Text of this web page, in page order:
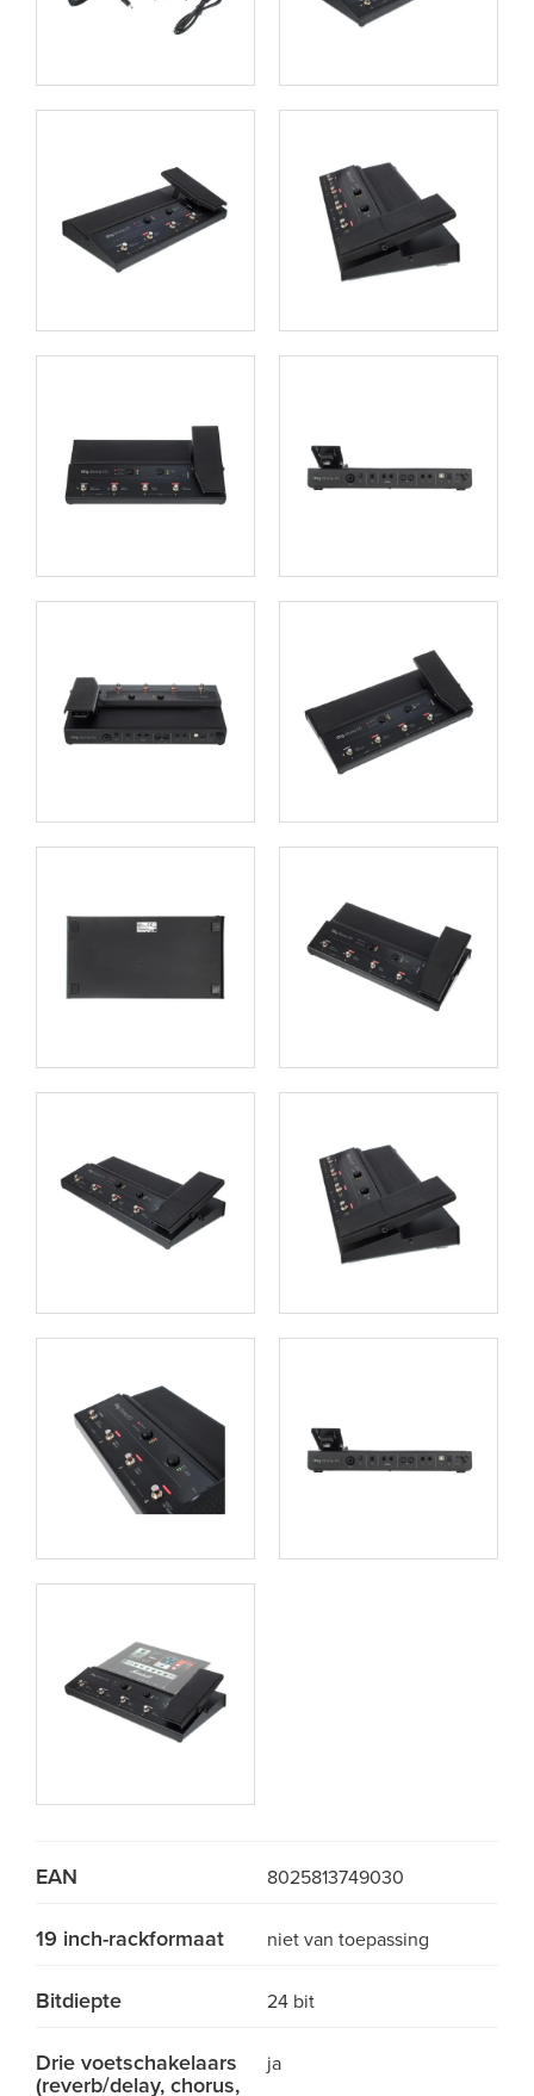
EAN 8025813749030
19 inch-rackformaat niet van toepassing
Bitdiepte 24 bit
Drie voetschakelaars
(reverb/delay, chorus,
ja